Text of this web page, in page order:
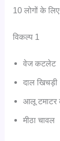
10 लोगों के
विकल्प 1
वेज कटलेट
दाल खिचड़ी
आलू टमाटर
मीठा चावल